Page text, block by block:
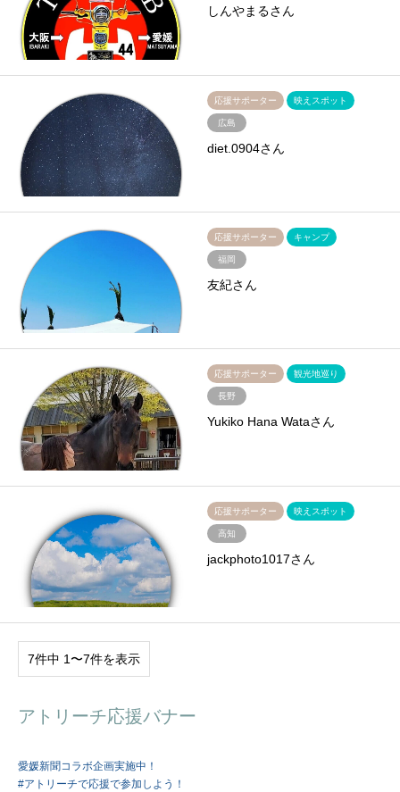
しんやまるさん
応援サポーター 映えスポット
広島
diet.0904さん
応援サポーター キャンプ
福岡
友紀さん
応援サポーター 観光地巡り
長野
Yukiko Hana Wataさん
応援サポーター 映えスポット
高知
jackphoto1017さん
7件中 1〜7件を表示
アトリーチ応援バナー
愛媛新聞コラボ企画実施中！
#アトリーチで応援で参加しよう！